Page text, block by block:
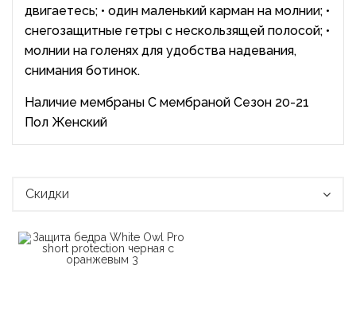
двигаетесь; • один маленький карман на молнии; •
снегозащитные гетры с нескользящей полосой; •
молнии на голенях для удобства надевания,
снимания ботинок.
Наличие мембраны С мембраной Сезон 20-21
Пол Женский
Скидки